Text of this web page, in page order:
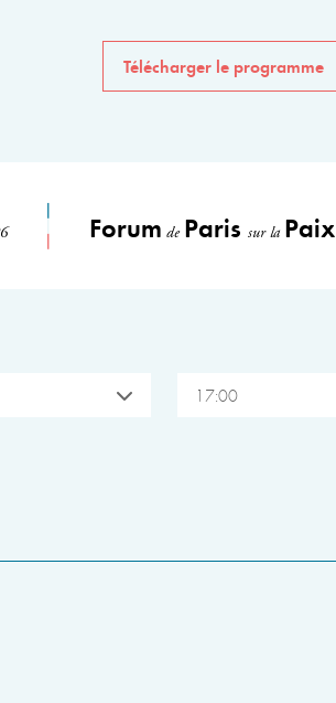
Télécharger le programme
Forum de Paris sur la Paix
17:00